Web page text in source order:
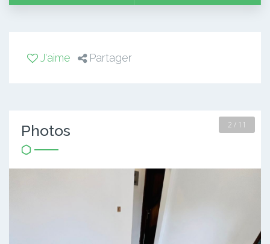
J'aime Partager
Photos 2 / 11